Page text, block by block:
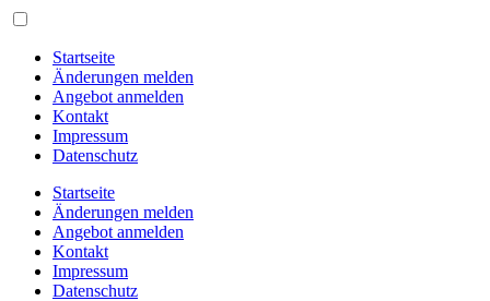
Startseite
Änderungen melden
Angebot anmelden
Kontakt
Impressum
Datenschutz
Startseite
Änderungen melden
Angebot anmelden
Kontakt
Impressum
Datenschutz